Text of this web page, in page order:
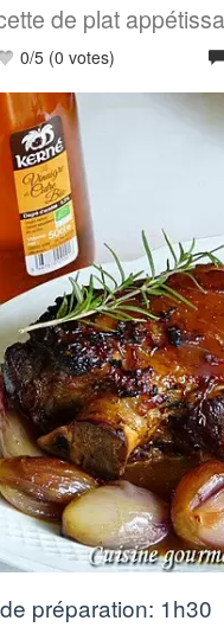
de plat
0/5 (0 votes)
préparation: 1h30